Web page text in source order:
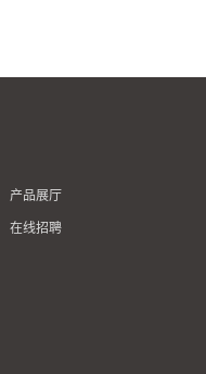
产品展厅
在线招聘